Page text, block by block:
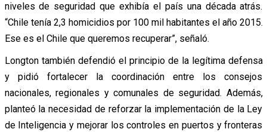
niveles de seguridad que exhibía el país una década atrás.
“Chile tenía 2,3 homicidios por 100 mil habitantes el año 2015.
Ese es el Chile que queremos recuperar”, señaló.
Longton también defendió el principio de la legítima defensa
y pidió fortalecer la coordinación entre los consejos
nacionales, regionales y comunales de seguridad. Además,
planteó la necesidad de reforzar la implementación de la Ley
de Inteligencia y mejorar los controles en puertos y fronteras